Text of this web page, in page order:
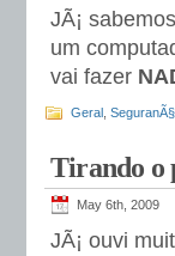
JÃ¡
um
vai fazer
Geral
Tirando o
May 6th, 2009
JÃ¡ ouvi